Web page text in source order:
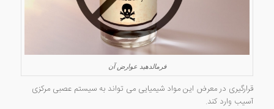
فرمالدهید عوارض آن
قرارگیری در معرض این مواد شیمیایی می تواند به سیستم عصبی مرکزی
آسیب وارد کند.